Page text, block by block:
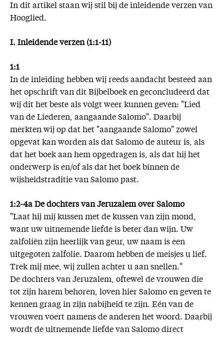
In dit artikel staan wij stil bij de inleidende verzen van
Hooglied.
I. Inleidende verzen (1:1-11)
1:1
In de inleiding hebben wij reeds aandacht besteed aan
het opschrift van dit Bijbelboek en geconcludeerd dat
wij dit het beste als volgt weer kunnen geven: "Lied
van de Liederen, aangaande Salomo". Daarbij
merkten wij op dat het "aangaande Salomo" zowel
opgevat kan worden als dat Salomo de auteur is, als
dat het boek aan hem opgedragen is, als dat hij het
onderwerp is en/of als dat het boek binnen de
wijsheidstraditie van Salomo past.
1:2-4a De dochters van Jeruzalem over Salomo
"Laat hij mij kussen met de kussen van zijn mond,
want uw uitnemende liefde is beter dan wijn. Uw
zalfoliën zijn heerlijk van geur, uw naam is een
uitgegoten zalfolie. Daarom hebben de meisjes u lief.
Trek mij mee, wij zullen achter u aan snellen."
De dochters van Jeruzalem, oftewel de vrouwen die
tot zijn harem behoren, loven hier Salomo en geven te
kennen graag in zijn nabijheid te zijn. Eén van de
vrouwen voert namens de anderen het woord. Daarbij
wordt de uitnemende liefde van Salomo direct